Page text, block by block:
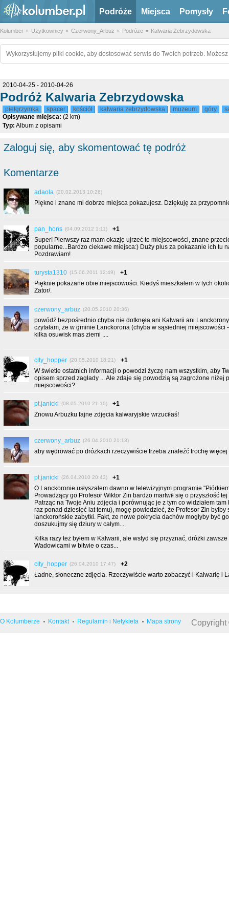
Podróże Miejsca Pomysły
Kolumber Użytkownicy Czerwony_Arbuz Podróże Kalwaria Zebrzydowska
Wykorzystujemy pliki cookie, aby dostosować serwis do Twoich potrzeb.
2010-04-25 - 2010-04-26
Podróż Kalwaria Zebrzydowska
pielgrzymka spacer kościół kalwaria zebrzydowska muzeum góry
Opisywane miejsca: (2 km)
Typ: Album z opisami
Zaloguj się, aby skomentować tę podróż
Komentarze
adaola (20.02.2013 10:26)
Piękne i znane mi dobrze miejsca pokazujesz. Dziękuję za
pan_hons (04.09.2012 1:11)
+1
Super! Pierwszy raz mam okazję ujrzeć te miejscowości, znane
popularne...Bardzo ciekawe miejsca:) Duży plus za pokazanie ich tu
Pozdrawiam!
turysta1310 (15.06.2011 12:49)
+1
Pięknie pokazane obie miejscowości. Kiedyś mieszkałem w tych
Zator/.
czerwony_arbuz (20.05.2010 20:36)
powódź bezpośrednio chyba nie dotknęła ani Kalwarii ani
czytałam, że w gminie Lanckorona (chyba w sąsiedniej miejscowości
kilka osuwisk mas ziemi ....
city_hopper (20.05.2010 18:21)
+1
W świetle ostatnich informacji o powodzi życzę nam wszystkim, aby
opisem sprzed zagłady ... Ale zdaje się powodzią są zagrożone niżej
miejscowości?
pt.janicki (08.05.2010 21:10)
+1
Znowu Arbuzku fajne zdjęcia kalwaryjskie wrzuciłaś!
czerwony_arbuz (26.04.2010 21:13)
aby wędrować po dróżkach rzeczywiście trzeba znaleźć trochę więcej
pt.janicki (26.04.2010 20:43)
+1
O Lanckoronie usłyszałem dawno w telewizyjnym programie
Prowadzący go Profesor Wiktor Zin bardzo martwił się o przyszłość
Patrząc na Twoje Aniu zdjęcia i porównując je z tym co widziałem
raz ponad dziesięć lat temu), mogę powiedzieć, że Profesor Zin byłby
lanckorońskie zabytki. Fakt, ze nowe pokrycia dachów mogłyby być
doszukujmy się dziury w całym...
Kilka razy też byłem w Kalwarii, ale wstyd się przyznać, dróżki zawsze
Wadowicami w bitwie o czas...
city_hopper (26.04.2010 17:47)
+2
Ładne, słoneczne zdjęcia. Rzeczywiście warto zobaczyć i Kalwarię i
O Kolumberze Kontakt Regulamin i Netykieta Mapa strony